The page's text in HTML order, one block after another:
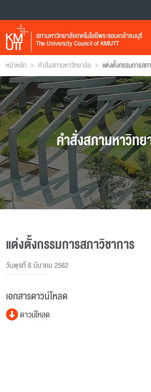
สภามหาวิทยาลัยเทคโนโลยีพระจอมเกล้าธนบุรี
The University Council of KMUTT
หน้าหลัก > คำสั่งสภามหาวิทยาลัย > แต่งตั้งกรรมการสภ
คำสั่งสภามหาวิท
แต่งตั้งกรรมการสภาวิชาการ
วันพุธที่ 6 มีนาคม 2562
เอกสารดาวน์โหลด
ดาวน์โหลด